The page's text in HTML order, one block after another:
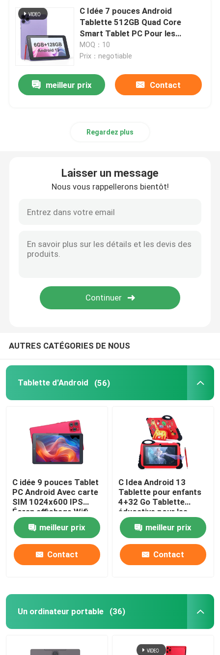
Tablette d'Android
Un ordinateur portable
Tablettes à écran tactile
7 pouces PC tablette
8 pouces PC tablette
9 pouces PC tablette
Compte-rendu de la tablette de 11 pouces
Étui pour tablette universel
C Idée 7 pouces Android
Tablette 512GB Quad Core
Smart Tablet PC Pour les
étudiants Cm515
MOQ：10
Prix：negotiable
meilleur prix Contact
Regardez plus
Laisser un message
Nous vous rappellerons bientôt!
AUTRES CATÉGORIES DE NOUS
Tablette d'Android (56)
C idée 9 pouces Tablet
PC Android Avec carte
SIM 1024x600 IPS
Écran affichage Wifi
GPS pour les
adolescents Étudiant
CM915
meilleur prix
Contact
C Idea Android 13
Tablette pour enfants
4+32 Go Tablette
éducative pour les
étudiants Double
caméra CM92
meilleur prix
Contact
Un ordinateur portable (36)